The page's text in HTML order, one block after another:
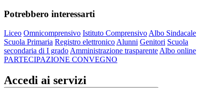
Potrebbero interessarti
Liceo Omnicomprensivo Istituto Comprensivo Albo Sindacale
Scuola Primaria Registro elettronico Alunni Genitori Scuola
secondaria di I grado Amministrazione trasparente Albo online
PARTECIPAZIONE CONVEGNO
Accedi ai servizi